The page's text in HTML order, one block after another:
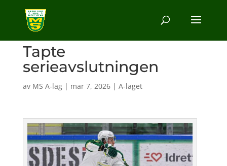
Tapte
serieavslutningen
av MS A-lag| mar 7, 2026| A-laget